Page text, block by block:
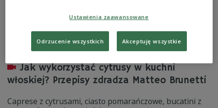
Jak wykorzystać cytrusy w kuchni
włoskiej? Przepisy zdradza Matteo Brunetti
Caprese z cytrusami, ciasto pomarańczowe, bucatini z
Ustawienia zaawansowane
Odrzucenie wszystkich Akceptuję wszystkie